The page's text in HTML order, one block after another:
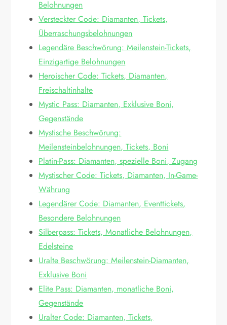
Belohnungen
Versteckter Code: Diamanten, Tickets,
Überraschungsbelohnungen
Legendäre Beschwörung: Meilenstein-Tickets,
Einzigartige Belohnungen
Heroischer Code: Tickets, Diamanten,
Freischaltinhalte
Mystic Pass: Diamanten, Exklusive Boni,
Gegenstände
Mystische Beschwörung:
Meilensteinbelohnungen, Tickets, Boni
Platin-Pass: Diamanten, spezielle Boni, Zugang
Mystischer Code: Tickets, Diamanten, In-Game-
Währung
Legendärer Code: Diamanten, Eventtickets,
Besondere Belohnungen
Silberpass: Tickets, Monatliche Belohnungen,
Edelsteine
Uralte Beschwörung: Meilenstein-Diamanten,
Exklusive Boni
Elite Pass: Diamanten, monatliche Boni,
Gegenstände
Uralter Code: Diamanten, Tickets,